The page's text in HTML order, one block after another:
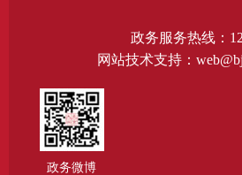
政务服务热线：
网站技术支持：
政务微博